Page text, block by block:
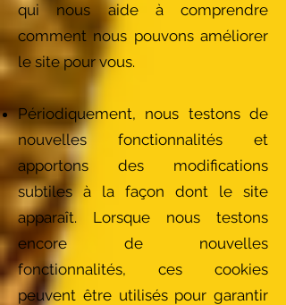
qui nous aide à comprendre
comment nous pouvons améliorer
le site pour vous.
Périodiquement, nous testons de
nouvelles fonctionnalités et
apportons des modifications
subtiles à la façon dont le site
apparaît. Lorsque nous testons
encore de nouvelles
fonctionnalités, ces cookies
peuvent être utilisés pour garantir